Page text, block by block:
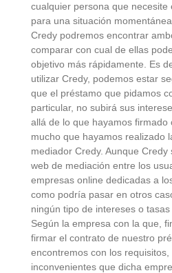
cualquier persona que necesite
para una situación
Credy podremos encontrar
comparar con cual de ellas
objetivo más rápidamente. Es
utilizar Credy, podemos estar
que el préstamo que pidamos
particular, no subirá sus
allá de lo que hayamos
mucho que hayamos realizado
mediador Credy. Aunque
web de mediación entre los
empresas online dedicadas a
como podría pasar en otros
ningún tipo de intereses o
Según la empresa con la que,
firmar el contrato de nuestro
encontremos con los
inconvenientes que dicha